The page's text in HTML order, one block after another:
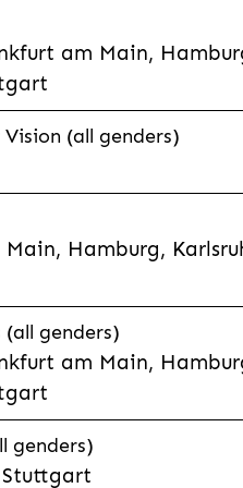
am Main,
(all genders)
Hamburg,
(all genders)
am Main,
genders)
Stuttgart